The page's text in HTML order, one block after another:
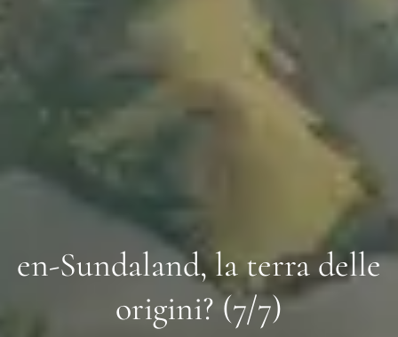
en-Sundaland, la terra delle
origini? (7/7)